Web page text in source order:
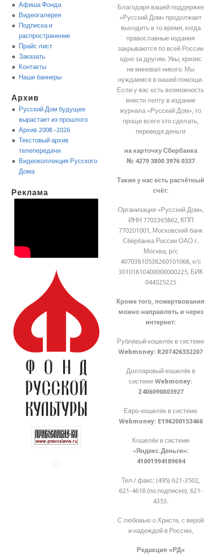
Афиша Фонда
Видеогалерея
Подписка и
распространение
Прайс лист
Заказать
Контакты
Наши баннеры
Архив
Русский Дом будущее
вырастает из прошлого
Архив 2008 -2026
Текстовый архив
телепередачи
Видеоколлекция Русского
Дома
Реклама
Благодаря вашей поддержке
«Русский Дом» продолжает
выходить в то время, когда
православные издания
закрываются по всей России
одно за другим. Увы, кризис
не миновал никого. Мы
нуждаемся в вашей помощи.
Если у вас есть возможность
внести лепту в издание
журнала «Русский Дом», то
проще всего это сделать,
переведя деньги
на карточку Сбербанка
№ 4279 3800 3976 0337
Также у нас есть расчётный
счёт:
Организация «Русский Дом»,
ИНН 7702365862, КПП
770201001, Московский банк
Сбербанка России ОАО г.
Москва, р/с
40703810538260101068, к/с
30101810400000000225, БИК
044525225
Кроме того, пожертвования
можно направлять и через
интернет:
Рублёвый кошелёк в системе
Webmoney: R207426332207
Долларовый кошелёк в
системеWebmoney:
Z406090803927
Евро-кошелёк в системе
Webmoney: E196200153466
Кошелёк в системе
«Яндекс.Деньги»:
41001994189694
Тел./ факс: (495) 621-3502,
621-4618 (по подписке), 621-
4353.
С любовью о Христе, с верой
и надеждой в Россию,
Редакция «РД»